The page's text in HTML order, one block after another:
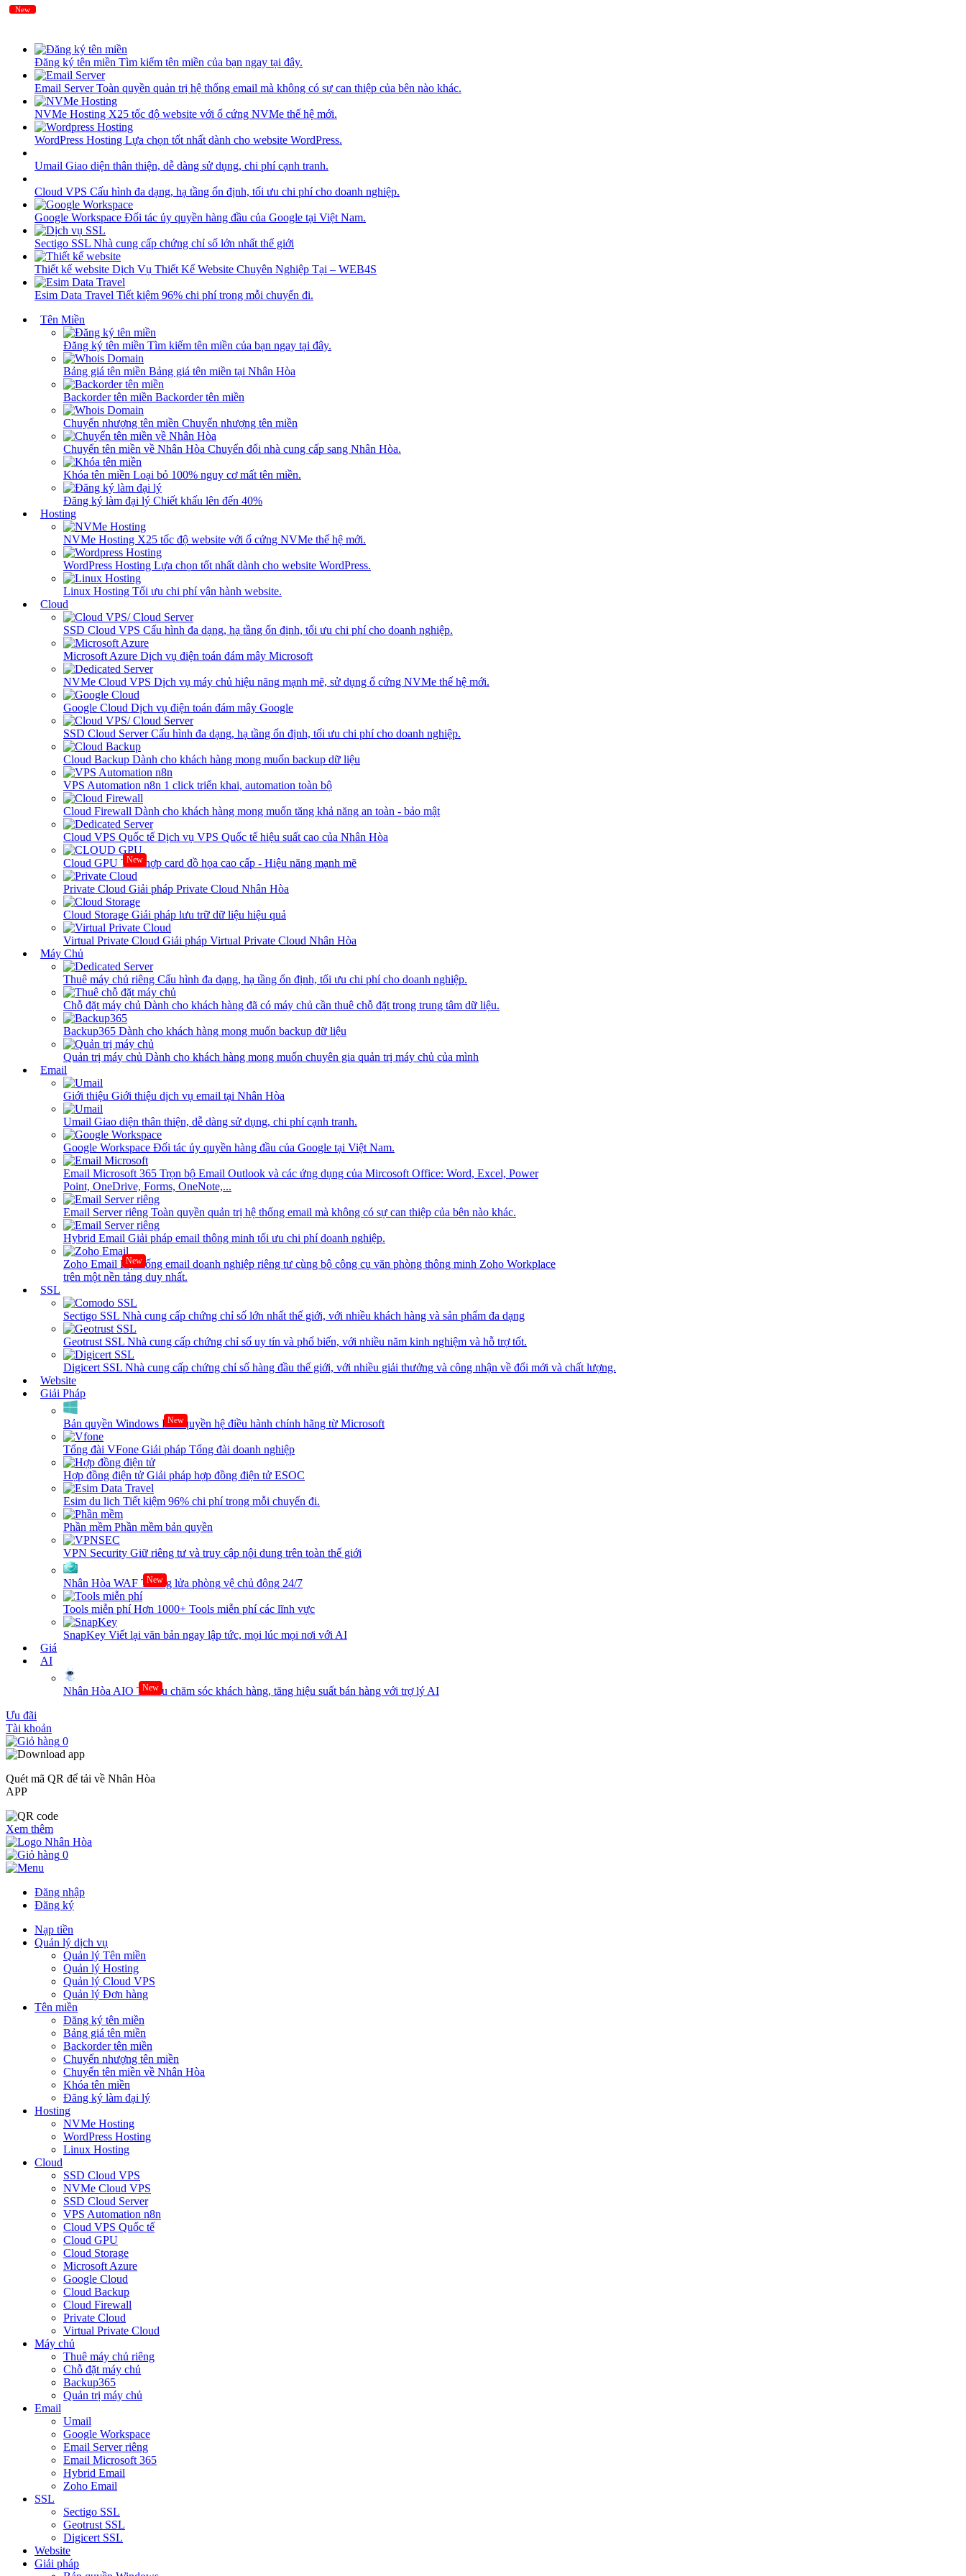
Đăng ký tên miền Tìm kiếm tên miền của bạn ngay tại đây.
Email ServerToàn quyền quản trị hệ thống email mà không có sự can thiệp của bên nào khác.
NVMe Hosting X25 tốc độ website với ổ cứng NVMe thế hệ mới.
WordPress Hosting Lựa chọn tốt nhất dành cho website WordPress.
Umail Giao diện thân thiện, dễ dàng sử dụng, chi phí cạnh tranh.
Cloud VPS Cấu hình đa dạng, hạ tầng ổn định, tối ưu chi phí cho doanh nghiệp.
Google Workspace Đối tác ủy quyền hàng đầu của Google tại Việt Nam.
Sectigo SSL Nhà cung cấp chứng chỉ số lớn nhất thế giới
Thiết kế website Dịch Vụ Thiết Kế Website Chuyên Nghiệp Tại – WEB4S
Esim Data Travel Tiết kiệm 96% chi phí trong mỗi chuyến đi.
Tên Miền
Đăng ký tên miền Tìm kiếm tên miền của bạn ngay tại đây.
Bảng giá tên miền Bảng giá tên miền tại Nhân Hòa
Backorder tên miền Backorder tên miền
Chuyển nhượng tên miền Chuyển nhượng tên miền
Chuyển tên miền về Nhân Hòa Chuyển đổi nhà cung cấp sang Nhân Hòa.
Khóa tên miền Loại bỏ 100% nguy cơ mất tên miền.
Đăng ký làm đại lý Chiết khấu lên đến 40%
Hosting
NVMe Hosting X25 tốc độ website với ổ cứng NVMe thế hệ mới.
WordPress Hosting Lựa chọn tốt nhất dành cho website WordPress.
Linux Hosting Tối ưu chi phí vận hành website.
New
Cloud
SSD Cloud VPS Cấu hình đa dạng, hạ tầng ổn định, tối ưu chi phí cho doanh nghiệp.
Microsoft Azure Dịch vụ điện toán đám mây Microsoft
NVMe Cloud VPS Dịch vụ máy chủ hiệu năng mạnh mẽ, sử dụng ổ cứng NVMe thế hệ mới.
Google Cloud Dịch vụ điện toán đám mây Google
SSD Cloud ServerCấu hình đa dạng, hạ tầng ổn định, tối ưu chi phí cho doanh nghiệp.
Cloud Backup Dành cho khách hàng mong muốn backup dữ liệu
VPS Automation n8n 1 click triển khai, automation toàn bộ
Cloud Firewall Dành cho khách hàng mong muốn tăng khả năng an toàn - bảo mật
Cloud VPS Quốc tế Dịch vụ VPS Quốc tế hiệu suất cao của Nhân Hòa
Cloud GPU New
Tích hợp card đồ họa cao cấp - Hiệu năng mạnh mẽ
Private Cloud Giải pháp Private Cloud Nhân Hòa
Cloud Storage Giải pháp lưu trữ dữ liệu hiệu quả
Virtual Private Cloud Giải pháp Virtual Private Cloud Nhân Hòa
Máy Chủ
Thuê máy chủ riêng Cấu hình đa dạng, hạ tầng ổn định, tối ưu chi phí cho doanh nghiệp.
Chỗ đặt máy chủ Dành cho khách hàng đã có máy chủ cần thuê chỗ đặt trong trung tâm dữ liệu.
Backup365 Dành cho khách hàng mong muốn backup dữ liệu
Quản trị máy chủ Dành cho khách hàng mong muốn chuyên gia quản trị máy chủ của mình
New
Email
Giới thiệu Giới thiệu dịch vụ email tại Nhân Hòa
Umail Giao diện thân thiện, dễ dàng sử dụng, chi phí cạnh tranh.
Google Workspace Đối tác ủy quyền hàng đầu của Google tại Việt Nam.
Email Microsoft 365 Trọn bộ Email Outlook và các ứng dụng của Mircosoft Office: Word, Excel, Power
Point, OneDrive, Forms, OneNote,...
Email Server riêng Toàn quyền quản trị hệ thống email mà không có sự can thiệp của bên nào khác.
Hybrid Email Giải pháp email thông minh tối ưu chi phí doanh nghiệp.
Zoho Email New
Hệ thống email doanh nghiệp riêng tư cùng bộ công cụ văn phòng thông minh Zoho Workplace
trên một nền tảng duy nhất.
SSL
Sectigo SSL Nhà cung cấp chứng chỉ số lớn nhất thế giới, với nhiều khách hàng và sản phẩm đa dạng
Geotrust SSL Nhà cung cấp chứng chỉ số uy tín và phổ biến, với nhiều năm kinh nghiệm và hỗ trợ tốt.
Digicert SSL Nhà cung cấp chứng chỉ số hàng đầu thế giới, với nhiều giải thưởng và công nhận về đổi mới và chất lượng.
Website
Giải Pháp
Bản quyền Windows New
Bản quyền hệ điều hành chính hãng từ Microsoft
Tổng đài VFone Giải pháp Tổng đài doanh nghiệp
Hợp đồng điện tử Giải pháp hợp đồng điện tử ESOC
Esim du lịch Tiết kiệm 96% chi phí trong mỗi chuyến đi.
Phần mềm Phần mềm bản quyền
VPN Security Giữ riêng tư và truy cập nội dung trên toàn thế giới
Nhân Hòa WAF New
Tường lửa phòng vệ chủ động 24/7
Tools miễn phíHơn 1000+ Tools miễn phí các lĩnh vực
SnapKey Viết lại văn bản ngay lập tức, mọi lúc mọi nơi với AI
Giá
AI
Nhân Hòa AIO New
Tối ưu chăm sóc khách hàng, tăng hiệu suất bán hàng với trợ lý AI
Ưu đãi
Tài khoản
0
Quét mã QR để tải về Nhân Hòa
APP
Xem thêm
0
Đăng nhập
Đăng ký
Nạp tiền
Quản lý dịch vụ
Quản lý Tên miền
Quản lý Hosting
Quản lý Cloud VPS
Quản lý Đơn hàng
Tên miền
Đăng ký tên miền
Bảng giá tên miền
Backorder tên miền
Chuyển nhượng tên miền
Chuyển tên miền về Nhân Hòa
Khóa tên miền
Đăng ký làm đại lý
Hosting
NVMe Hosting
WordPress Hosting
Linux Hosting
Cloud
SSD Cloud VPS
NVMe Cloud VPS
SSD Cloud Server
VPS Automation n8n
Cloud VPS Quốc tế
Cloud GPU
Cloud Storage
Microsoft Azure
Google Cloud
Cloud Backup
Cloud Firewall
Private Cloud
Virtual Private Cloud
Máy chủ
Thuê máy chủ riêng
Chỗ đặt máy chủ
Backup365
Quản trị máy chủ
Email
Umail
Google Workspace
Email Server riêng
Email Microsoft 365
Hybrid Email
Zoho Email
SSL
Sectigo SSL
Geotrust SSL
Digicert SSL
Website
Giải pháp